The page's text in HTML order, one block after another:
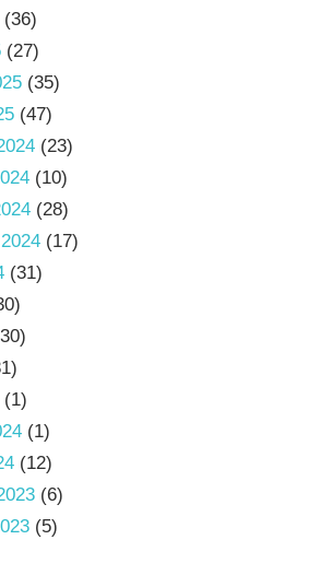
(36)
(27)
(35)
(47)
(23)
(10)
(28)
(17)
(31)
(1)
(1)
(12)
(6)
(5)